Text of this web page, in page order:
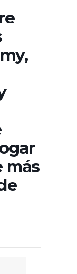
más